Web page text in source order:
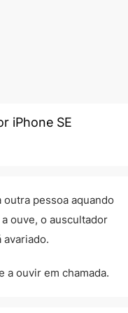
iPhone SE
pessoa aquando
ouve, o auscultador
a ouvir em chamada.